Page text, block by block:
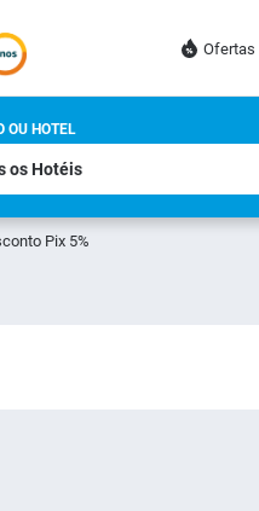
Ofertas
OU HOTEL
Pix 5%